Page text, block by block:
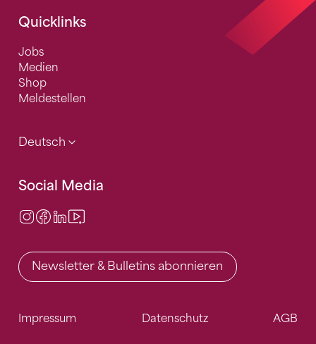
Quicklinks
Jobs
Medien
Shop
Meldestellen
Deutsch
Social Media
Instagram
Facebook
LinkedIn
Newsletter & Bulletins abonnieren
Impressum Datenschutz AGB